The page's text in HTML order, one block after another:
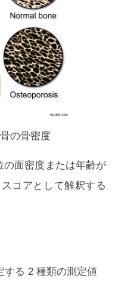
の骨密度
面密度または年齢が
コアとして解釈する
する 2 種類の測定値